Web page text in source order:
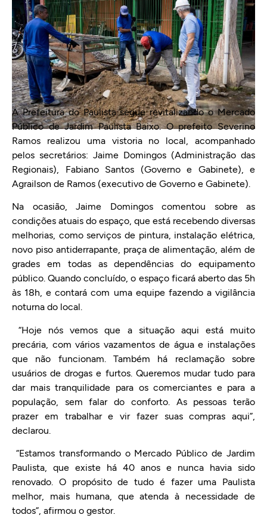
A Prefeitura do Paulista segue revitalizando o Mercado
Público de Jardim Paulista Baixo. O prefeito Severino
Ramos realizou uma vistoria no local, acompanhado
pelos secretários: Jaime Domingos (Administração das
Regionais), Fabiano Santos (Governo e Gabinete), e
Agrailson de Ramos (executivo de Governo e Gabinete).
Na ocasião, Jaime Domingos comentou sobre as
condições atuais do espaço, que está recebendo diversas
melhorias, como serviços de pintura, instalação elétrica,
novo piso antiderrapante, praça de alimentação, além de
grades em todas as dependências do equipamento
público. Quando concluído, o espaço ficará aberto das 5h
às 18h, e contará com uma equipe fazendo a vigilância
noturna do local.
“Hoje nós vemos que a situação aqui está muito
precária, com vários vazamentos de água e instalações
que não funcionam. Também há reclamação sobre
usuários de drogas e furtos. Queremos mudar tudo para
dar mais tranquilidade para os comerciantes e para a
população, sem falar do conforto. As pessoas terão
prazer em trabalhar e vir fazer suas compras aqui”,
declarou.
“Estamos transformando o Mercado Público de Jardim
Paulista, que existe há 40 anos e nunca havia sido
renovado. O propósito de tudo é fazer uma Paulista
melhor, mais humana, que atenda à necessidade de
todos”, afirmou o gestor.